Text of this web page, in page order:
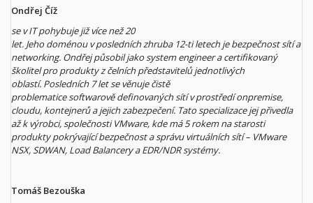
Ondřej Číž
se v IT pohybuje již více než 20
let. Jeho doménou v posledních zhruba 12-ti letech je bezpečnost sítí a
networking. Ondřej působil jako system engineer a certifikovaný
školitel pro produkty z čelních představitelů jednotlivých
oblastí. Posledních 7 let se věnuje čistě
problematice softwarově definovaných sítí v prostředí onpremise,
cloudu, kontejnerů a jejich zabezpečení. Tato specializace jej přivedla
až k výrobci, společnosti VMware, kde má 5 rokem na starosti
produkty pokrývající bezpečnost a správu virtuálních sítí – VMware
NSX, SDWAN, Load Balancery a EDR/NDR systémy.
Tomáš Bezouška